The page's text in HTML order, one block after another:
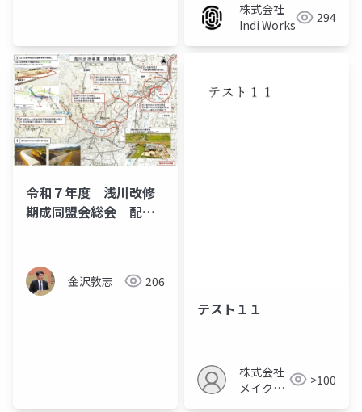
株式会社
Indi Works
294
令和７年度 浅川改修
期成同盟会総会 配布
金沢敦志 206
テスト１１
株式会社
メイクア
>100